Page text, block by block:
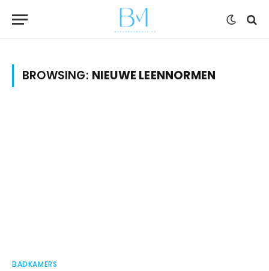
BROWSING: NIEUWE LEENNORMEN
BADKAMERS